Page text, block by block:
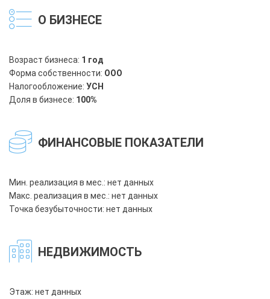
О БИЗНЕСЕ
Возраст бизнеса: 1 год
Форма собственности: ООО
Налогообложение: УСН
Доля в бизнесе: 100%
ФИНАНСОВЫЕ ПОКАЗАТЕЛИ
Мин. реализация в мес.: нет данных
Макс. реализация в мес.: нет данных
Точка безубыточности: нет данных
НЕДВИЖИМОСТЬ
Этаж: нет данных